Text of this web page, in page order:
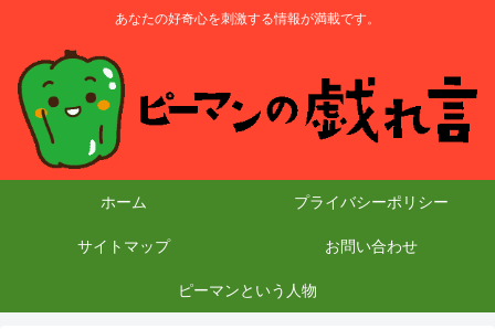
あなたの好奇心を刺激する情報が満載です。
ホーム プライバシーポリシー
サイトマップ お問い合わせ
ピーマンという人物